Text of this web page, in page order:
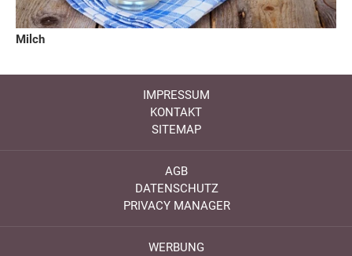
Milch
IMPRESSUM
KONTAKT
SITEMAP
AGB
DATENSCHUTZ
PRIVACY MANAGER
WERBUNG